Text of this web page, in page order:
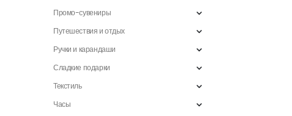
Промо-сувениры
Путешествия и отдых
Ручки и карандаши
Сладкие подарки
Текстиль
Часы